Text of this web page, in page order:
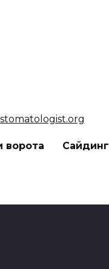
ворота Сайдинг
stomatologist.org